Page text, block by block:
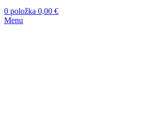
0 položka 0,00 €
Menu